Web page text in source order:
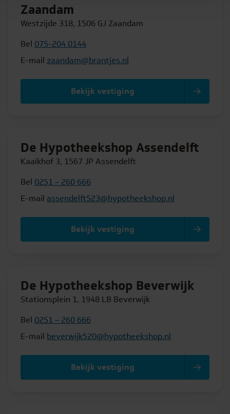
Zaandam
Westzijde 318, 1506 GJ Zaandam
Bel 075-204 0144
E-mail zaandam@brantjes.nl
Bekijk vestiging
De Hypotheekshop Assendelft
Kaaikhof 3, 1567 JP Assendelft
Bel 0251 – 260 666
E-mail assendelft523@hypotheekshop.nl
Bekijk vestiging
De Hypotheekshop Beverwijk
Stationsplein 1, 1948 LB Beverwijk
Bel 0251 – 260 666
E-mail beverwijk520@hypotheekshop.nl
Bekijk vestiging